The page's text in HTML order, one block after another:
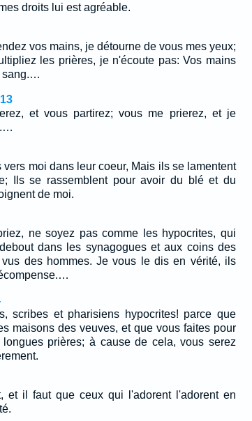
droits lui est agréable.
vos mains, je détourne de vous mes yeux;
les prières, je n'écoute pas: Vos mains
sang.…
et vous partirez; vous me prierez, et je
vers moi dans leur coeur, Mais ils se lamentent
Ils se rassemblent pour avoir du blé et du
de moi.
ne soyez pas comme les hypocrites, qui
dans les synagogues et aux coins des
vus des hommes. Je vous le dis en vérité, ils
scribes et pharisiens hypocrites! parce que
maisons des veuves, et que vous faites pour
longues prières; à cause de cela, vous serez
et il faut que ceux qui l'adorent l'adorent en